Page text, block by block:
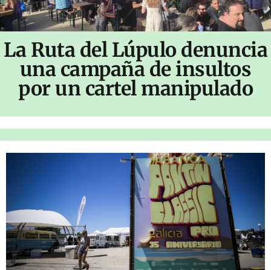
La Ruta del Lúpulo denuncia
una campaña de insultos
por un cartel manipulado